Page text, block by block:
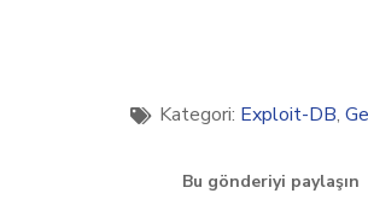
Kategori: Exploit-DB,
Bu gönderiyi paylaşın